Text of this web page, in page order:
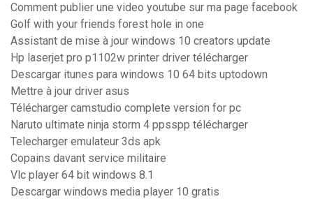
Comment publier une video youtube sur ma page facebook
Golf with your friends forest hole in one
Assistant de mise à jour windows 10 creators update
Hp laserjet pro p1102w printer driver télécharger
Descargar itunes para windows 10 64 bits uptodown
Mettre à jour driver asus
Télécharger camstudio complete version for pc
Naruto ultimate ninja storm 4 ppsspp télécharger
Telecharger emulateur 3ds apk
Copains davant service militaire
Vlc player 64 bit windows 8.1
Descargar windows media player 10 gratis